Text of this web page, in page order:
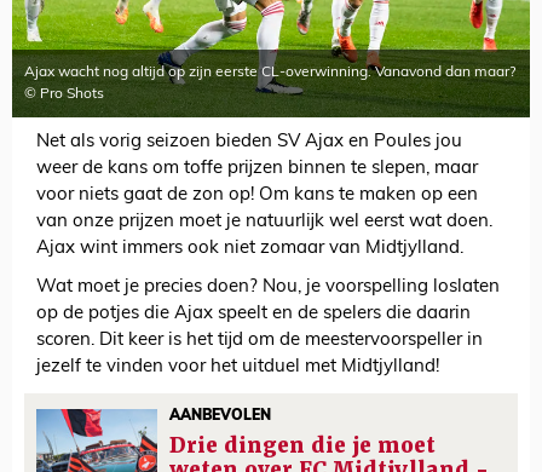
Ajax wacht nog altijd op zijn eerste CL-overwinning. Vanavond dan maar?
© Pro Shots
Net als vorig seizoen bieden SV Ajax en Poules jou
weer de kans om toffe prijzen binnen te slepen, maar
voor niets gaat de zon op! Om kans te maken op een
van onze prijzen moet je natuurlijk wel eerst wat doen.
Ajax wint immers ook niet zomaar van Midtjylland.
Wat moet je precies doen? Nou, je voorspelling loslaten
op de potjes die Ajax speelt en de spelers die daarin
scoren. Dit keer is het tijd om de meestervoorspeller in
jezelf te vinden voor het uitduel met Midtjylland!
AANBEVOLEN
Drie dingen die je moet